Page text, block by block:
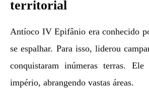
territorial
Antíoco IV Epifânio era conhecido
se espalhar. Para isso, liderou
conquistaram inúmeras terras.
império, abrangendo vastas áreas.